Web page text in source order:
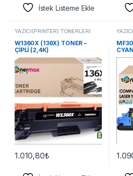
İstek Listeme Ekle
YAZICI(PRİNTER) TONERLERİ
W1360X (136X) TONER –
ÇİPLİ (2,4K)
1.010,80₺